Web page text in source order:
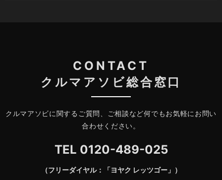
CONTACT
クルマアソビ総合窓口
クルマアソビに関するご質問、ご相談など何でもお気軽にお問い
合わせください。
TEL 0120-489-025
（フリーダイヤル：「ヨヤク レッツゴー」）